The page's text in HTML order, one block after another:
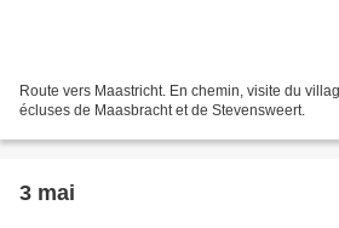
Route vers Maastricht. En chemin, visite du
écluses de Maasbracht et de Stevensweert.
3 mai